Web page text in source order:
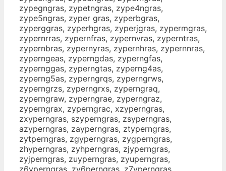
zypegngras, zypetngras, zype4ngras,
zype5ngras, zyper gras, zyperbgras,
zyperggras, zyperhgras, zyperjgras, zypermgras,
zypernrras, zypernfras, zypernvras, zyperntras,
zypernbras, zypernyras, zypernhras, zypernnras,
zyperngeas, zyperngdas, zyperngfas,
zypernggas, zyperngtas, zyperng4as,
zyperng5as, zyperngrqs, zyperngrws,
zyperngrzs, zyperngrxs, zyperngraq,
zyperngraw, zyperngrae, zyperngraz,
zyperngrax, zyperngrac, xzyperngras,
zxyperngras, szyperngras, zsyperngras,
azyperngras, zayperngras, ztyperngras,
zytperngras, zgyperngras, zygperngras,
zhyperngras, zyhperngras, zjyperngras,
zyjperngras, zuyperngras, zyuperngras,
z6yperngras, zy6perngras, z7yperngras,